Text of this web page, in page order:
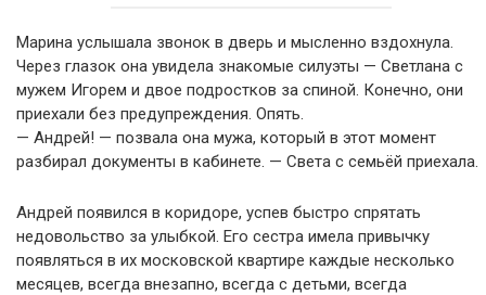
Марина услышала звонок в дверь и мысленно вздохнула.
Через глазок она увидела знакомые силуэты — Светлана с
мужем Игорем и двое подростков за спиной. Конечно, они
приехали без предупреждения. Опять.
— Андрей! — позвала она мужа, который в этот момент
разбирал документы в кабинете. — Света с семьёй приехала.
Андрей появился в коридоре, успев быстро спрятать
недовольство за улыбкой. Его сестра имела привычку
появляться в их московской квартире каждые несколько
месяцев, всегда внезапно, всегда с детьми, всегда